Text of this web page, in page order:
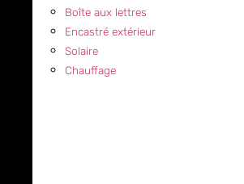
Boîte aux lettres
Encastré extérieur
Solaire
Chauffage